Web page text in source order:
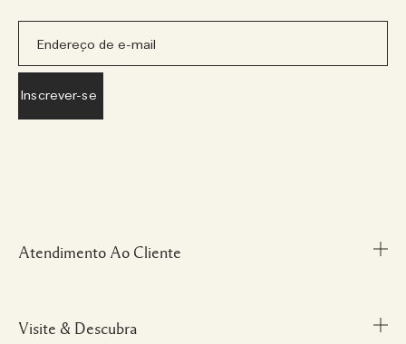
Atendimento Ao Cliente
Meu Perfil
Visite & Descubra